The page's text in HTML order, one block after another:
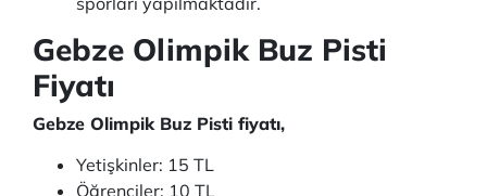
Gebze Olimpik Buz Pisti
Fiyatı
Gebze Olimpik Buz Pisti fiyatı,
Yetişkinler: 15 TL
Öğrenciler: 10 TL